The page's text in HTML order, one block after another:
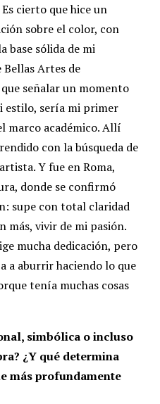
cierto que hice un
sobre el color, con
base sólida de mi
Bellas Artes de
señalar un momento
estilo, sería mi primer
marco académico. Allí
con la búsqueda de
Y fue en Roma,
donde se confirmó
supe con total claridad
más, vivir de mi pasión.
mucha dedicación, pero
a aburrir haciendo lo que
tenía muchas cosas
simbólica o incluso
¿Y qué determina
más profundamente